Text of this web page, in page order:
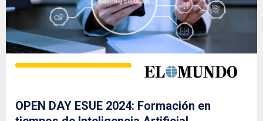
OPEN DAY ESUE 2024: Formación en